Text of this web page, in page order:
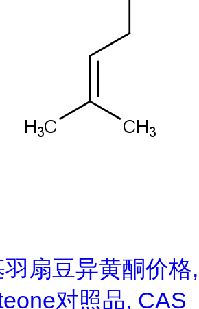
扇豆异黄酮价格,
对照品, CAS